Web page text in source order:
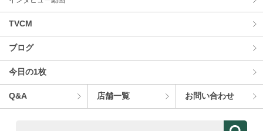
TVCM
ブログ
今⽇の1枚
Q&A 店舗⼀覧 お問い合わせ